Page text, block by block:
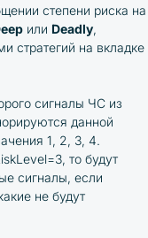
степени риска на
или Deadly,
стратегий на вкладке
сигналы ЧС из
данной
1, 2, 3, 4.
то будут
сигналы, если
не будут